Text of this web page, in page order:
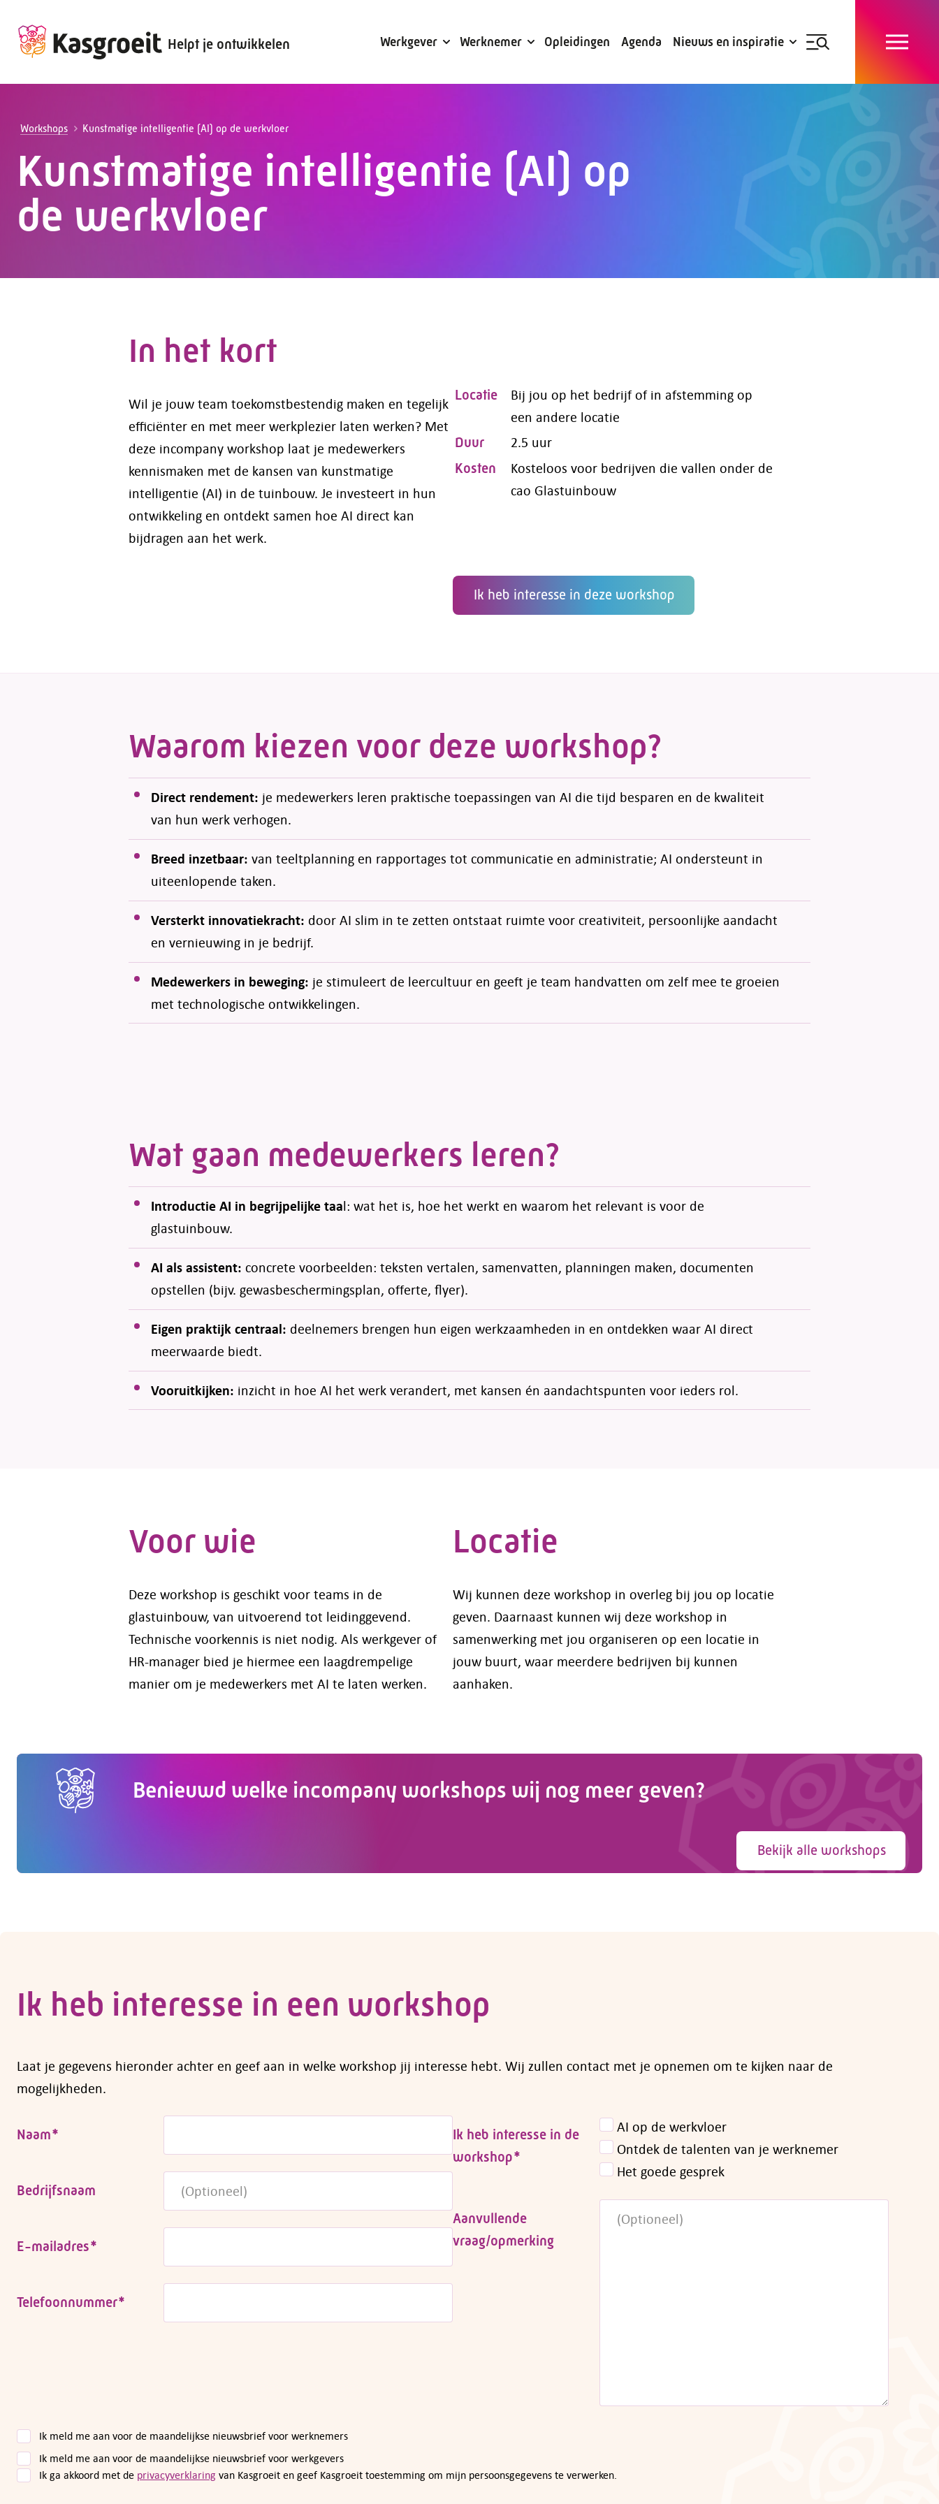
Helpt je ontwikkelen Werkgever
Alles voor de werkgever
Werknemer
Alles voor de werknemer
Opleidingen Agenda Nieuws en inspiratie
Nieuwsbrief
Workshops Kunstmatige intelligentie (AI) op de werkvloer
Kunstmatige intelligentie (AI) op
de werkvloer
In het kort
Wil je jouw team toekomstbestendig maken en tegelijk
efficiënter en met meer werkplezier laten werken? Met
deze incompany workshop laat je medewerkers
kennismaken met de kansen van kunstmatige
intelligentie (AI) in de tuinbouw. Je investeert in hun
ontwikkeling en ontdekt samen hoe AI direct kan
bijdragen aan het werk.
Locatie
Bij jou op het bedrijf of in afstemming op
een andere locatie
Duur
2.5 uur
Kosten
Kosteloos voor bedrijven die vallen onder de
cao Glastuinbouw
Ik heb interesse in deze workshop
Waarom kiezen voor deze workshop?
Direct rendement: je medewerkers leren praktische toepassingen van AI die tijd besparen en de kwaliteit
van hun werk verhogen.
Breed inzetbaar: van teeltplanning en rapportages tot communicatie en administratie; AI ondersteunt in
uiteenlopende taken.
Versterkt innovatiekracht: door AI slim in te zetten ontstaat ruimte voor creativiteit, persoonlijke aandacht
en vernieuwing in je bedrijf.
Medewerkers in beweging: je stimuleert de leercultuur en geeft je team handvatten om zelf mee te groeien
met technologische ontwikkelingen.
Wat gaan medewerkers leren?
Introductie AI in begrijpelijke taal: wat het is, hoe het werkt en waarom het relevant is voor de
glastuinbouw.
AI als assistent: concrete voorbeelden: teksten vertalen, samenvatten, planningen maken, documenten
opstellen (bijv. gewasbeschermingsplan, offerte, flyer).
Eigen praktijk centraal: deelnemers brengen hun eigen werkzaamheden in en ontdekken waar AI direct
meerwaarde biedt.
Vooruitkijken: inzicht in hoe AI het werk verandert, met kansen én aandachtspunten voor ieders rol.
Voor wie
Deze workshop is geschikt voor teams in de
glastuinbouw, van uitvoerend tot leidinggevend.
Technische voorkennis is niet nodig. Als werkgever of
HR-manager bied je hiermee een laagdrempelige
manier om je medewerkers met AI te laten werken.
Locatie
Wij kunnen deze workshop in overleg bij jou op locatie
geven. Daarnaast kunnen wij deze workshop in
samenwerking met jou organiseren op een locatie in
jouw buurt, waar meerdere bedrijven bij kunnen
aanhaken.
Benieuwd welke incompany workshops wij nog meer geven?
Bekijk alle workshops
Ik heb interesse in een workshop
Laat je gegevens hieronder achter en geef aan in welke workshop jij interesse hebt. Wij zullen contact met je opnemen om te kijken naar de
mogelijkheden.
Naam*
Bedrijfsnaam
E-mailadres*
Telefoonnummer*
Ik heb interesse in de
workshop*
AI op de werkvloer
Ontdek de talenten van je werknemer
Het goede gesprek
Aanvullende
vraag/opmerking
Ik meld me aan voor de maandelijkse nieuwsbrief voor werknemers
Ik meld me aan voor de maandelijkse nieuwsbrief voor werkgevers
Ik ga akkoord met de privacyverklaring van Kasgroeit en geef Kasgroeit toestemming om mijn persoonsgegevens te verwerken.